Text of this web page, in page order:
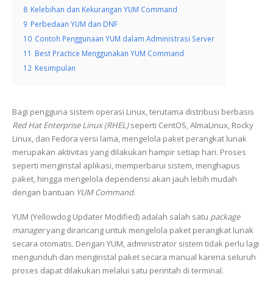
8 Kelebihan dan Kekurangan YUM Command
9 Perbedaan YUM dan DNF
10 Contoh Penggunaan YUM dalam Administrasi Server
11 Best Practice Menggunakan YUM Command
12 Kesimpulan
Bagi pengguna sistem operasi Linux, terutama distribusi berbasis
Red Hat Enterprise Linux (RHEL)seperti CentOS, AlmaLinux, Rocky
Linux, dan Fedora versi lama, mengelola paket perangkat lunak
merupakan aktivitas yang dilakukan hampir setiap hari. Proses
seperti menginstal aplikasi, memperbarui sistem, menghapus
paket, hingga mengelola dependensi akan jauh lebih mudah
dengan bantuan YUM Command.
YUM (Yellowdog Updater Modified) adalah salah satu package
manageryang dirancang untuk mengelola paket perangkat lunak
secara otomatis. Dengan YUM, administrator sistem tidak perlu lagi
mengunduh dan menginstal paket secara manual karena seluruh
proses dapat dilakukan melalui satu perintah di terminal.